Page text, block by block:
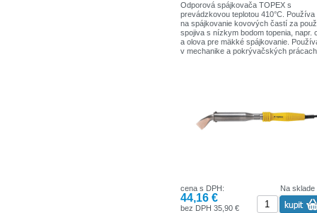
Odporová spájkovača TOPEX s
prevádzkovou teplotou 410°C. Používa
na spájkovanie kovových častí za
spojiva s nízkym bodom topenia, napr.
a olova pre mäkké spájkovanie.
v mechanike a pokrývačských
Sortiment značiek TOPEX zahŕňa
doplnky pre domácnosť a garáže.
Na sklade
cena s DPH:
44,16 €
bez DPH 35,90 €